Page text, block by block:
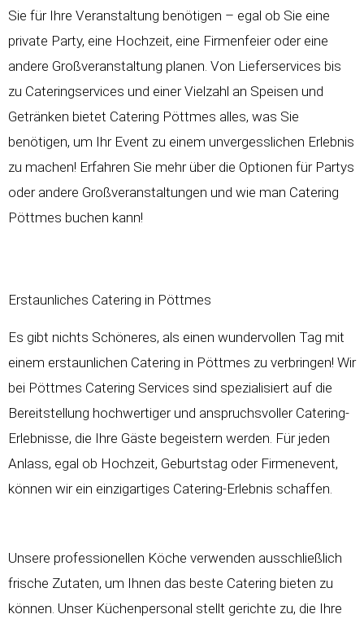
Sie für Ihre Veranstaltung benötigen – egal ob Sie eine
private Party, eine Hochzeit, eine Firmenfeier oder eine
andere Großveranstaltung planen. Von Lieferservices bis
zu Cateringservices und einer Vielzahl an Speisen und
Getränken bietet Catering Pöttmes alles, was Sie
benötigen, um Ihr Event zu einem unvergesslichen Erlebnis
zu machen! Erfahren Sie mehr über die Optionen für Partys
oder andere Großveranstaltungen und wie man Catering
Pöttmes buchen kann!
Erstaunliches Catering in Pöttmes
Es gibt nichts Schöneres, als einen wundervollen Tag mit
einem erstaunlichen Catering in Pöttmes zu verbringen! Wir
bei Pöttmes Catering Services sind spezialisiert auf die
Bereitstellung hochwertiger und anspruchsvoller Catering-
Erlebnisse, die Ihre Gäste begeistern werden. Für jeden
Anlass, egal ob Hochzeit, Geburtstag oder Firmenevent,
können wir ein einzigartiges Catering-Erlebnis schaffen.
Unsere professionellen Köche verwenden ausschließlich
frische Zutaten, um Ihnen das beste Catering bieten zu
können. Unser Küchenpersonal stellt gerichte zu, die Ihre